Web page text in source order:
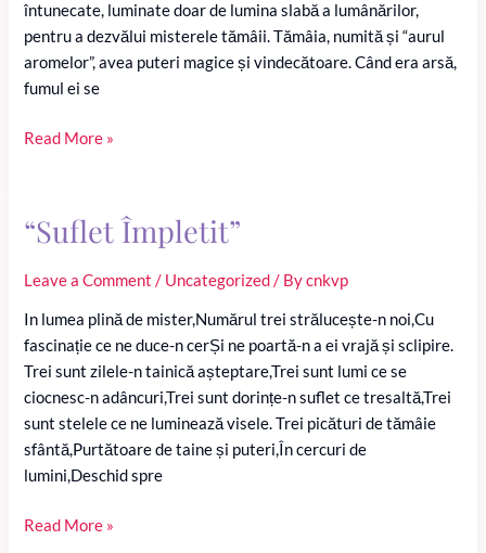
întunecate, luminate doar de lumina slabă a lumânărilor,
pentru a dezvălui misterele tămâii. Tămâia, numită și “aurul
aromelor”, avea puteri magice și vindecătoare. Când era arsă,
fumul ei se
Fumul
Magia
Read More »
“Suflet Împletit”
Leave a Comment / Uncategorized/ Bycnkvp
In lumea plină de mister,Numărul trei strălucește-n noi,Cu
fascinație ce ne duce-n cerȘi ne poartă-n a ei vrajă și sclipire.
Trei sunt zilele-n tainică așteptare,Trei sunt lumi ce se
ciocnesc-n adâncuri,Trei sunt dorințe-n suflet ce tresaltă,Trei
sunt stelele ce ne luminează visele. Trei picături de tămâie
sfântă,Purtătoare de taine și puteri,În cercuri de
lumini,Deschid spre
“Suflet
Read More »